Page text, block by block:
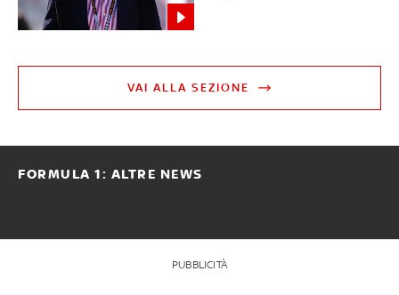
VAI ALLA SEZIONE
FORMULA 1: ALTRE NEWS
PUBBLICITÀ